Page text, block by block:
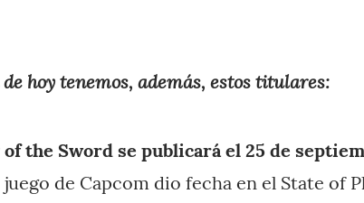
hoy tenemos, además, estos titulares:
of the Sword se publicará el 25 de
de Capcom dio fecha en el State of